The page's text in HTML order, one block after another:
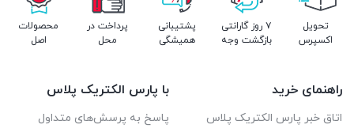
تحویل
اکسپرس
۷ روز گارانتی
بازگشت وجه
پشتیبانی
همیشگی
پرداخت در
محل
محصولات
اصل
راهنمای خرید
اتاق خبر پارس الکتریک پلاس
با پارس الکتریک پلاس
پاسخ به پرسش‌های متداول